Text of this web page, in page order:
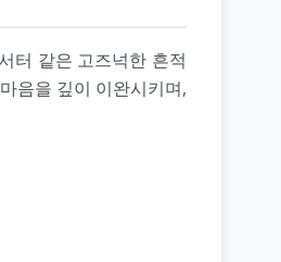
터 같은 고즈넉한 흔적
음을 깊이 이완시키며,